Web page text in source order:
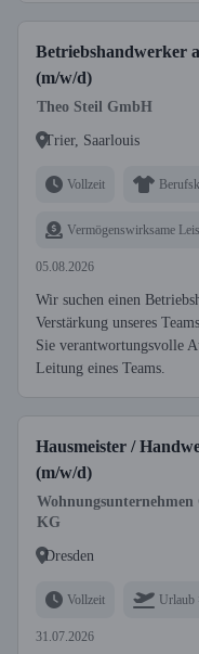
Betriebshandwerker
(m/w/d)
Theo Steil GmbH
Trier, Saarlouis
Vollzeit
Vermögenswirksame
05.08.2026
Wir suchen einen
Verstärkung unseres
Sie verantwortungsvolle
Leitung eines Teams.
Hausmeister /
(m/w/d)
KG
Dresden
Vollzeit Urlaub
31.07.2026